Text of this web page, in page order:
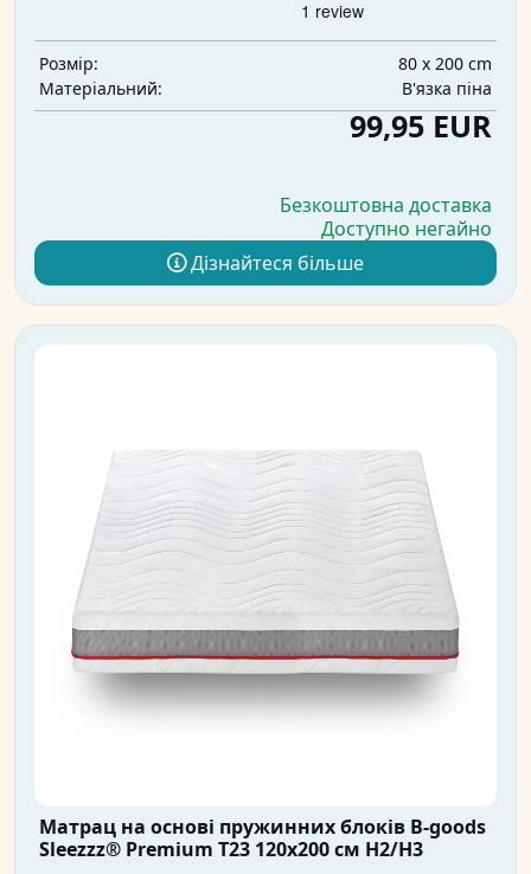
Розмір:
80 x 200 cm
Матеріальний:
В'язка піна
99,95 EUR
Безкоштовна доставка
Доступно негайно
Дізнайтеся більше
Матрац на основі пружинних блоків B-goods
Sleezzz® Premium T23 120x200 см H2/H3